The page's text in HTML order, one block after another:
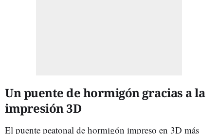
Un puente de hormigón gracias a la
impresión 3D
El puente peatonal de hormigón impreso en 3D más